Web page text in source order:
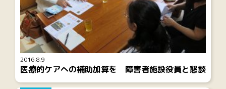
2016.8.9
医療的ケアへの補助加算を 障害者施設役員と懇談